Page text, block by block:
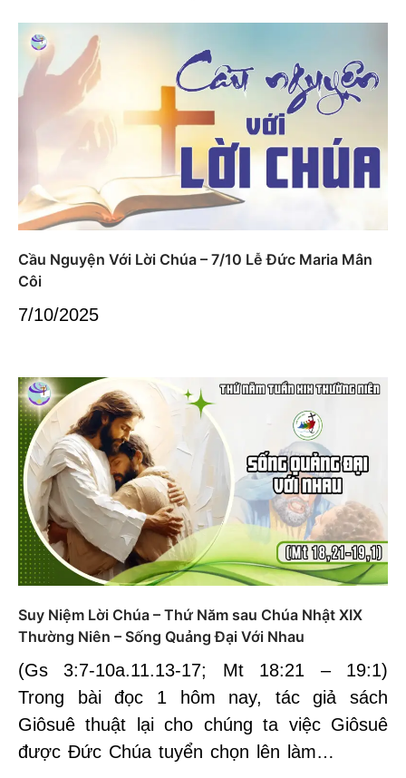
Cầu Nguyện Với Lời Chúa – 7/10 Lễ Đức Maria Mân
Côi
7/10/2025
Suy Niệm Lời Chúa – Thứ Năm sau Chúa Nhật XIX
Thường Niên – Sống Quảng Đại Với Nhau
(Gs 3:7-10a.11.13-17; Mt 18:21 – 19:1)
Trong bài đọc 1 hôm nay, tác giả sách
Giôsuê thuật lại cho chúng ta việc Giôsuê
được Đức Chúa tuyển chọn lên làm…